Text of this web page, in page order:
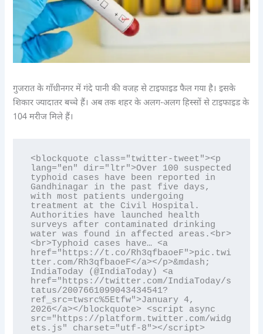
गुजरात के गाँधीनगर में गंदे पानी की वजह से टाइफाइड फैल गया है। इसके
शिकार ज्यादातर बच्चे हैं। अब तक शहर के अलग-अलग हिस्सों से टाइफाइड के
104 मरीज मिले हैं।
<blockquote class="twitter-tweet"><p
lang="en" dir="ltr">Over 100 suspected
typhoid cases have been reported in
Gandhinagar in the past five days,
with most patients undergoing
treatment at the Civil Hospital.
Authorities have launched health
surveys after contaminated drinking
water was found in affected areas.<br>
<br>Typhoid cases have… <a
href="https://t.co/Rh3qfbaoeF">pic.twi
tter.com/Rh3qfbaoeF</a></p>&mdash;
IndiaToday (@IndiaToday) <a
href="https://twitter.com/IndiaToday/s
tatus/2007661099043434541?
ref_src=twsrc%5Etfw">January 4,
2026</a></blockquote> <script async
src="https://platform.twitter.com/widg
ets.js" charset="utf-8"></script>